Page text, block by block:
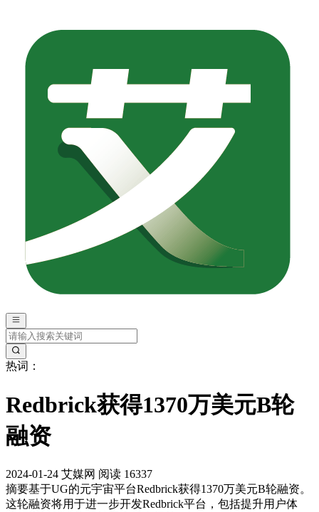
热词：
Redbrick获得1370万美元B轮
融资
2024-01-24 艾媒网 阅读 16337
摘要基于UG的元宇宙平台Redbrick获得1370万美元B轮融资。
这轮融资将用于进一步开发Redbrick平台，包括提升用户体